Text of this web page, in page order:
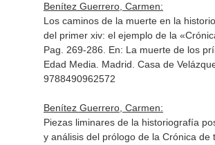
Benítez Guerrero, Carmen:
Los caminos de la muerte en la
del primer xiv: el ejemplo de la
Pag. 269-286. En: La muerte de los
Edad Media . Madrid. Casa de
9788490962572
Benítez Guerrero, Carmen:
Piezas liminares de la historiografía
y análisis del prólogo de la Crónica de